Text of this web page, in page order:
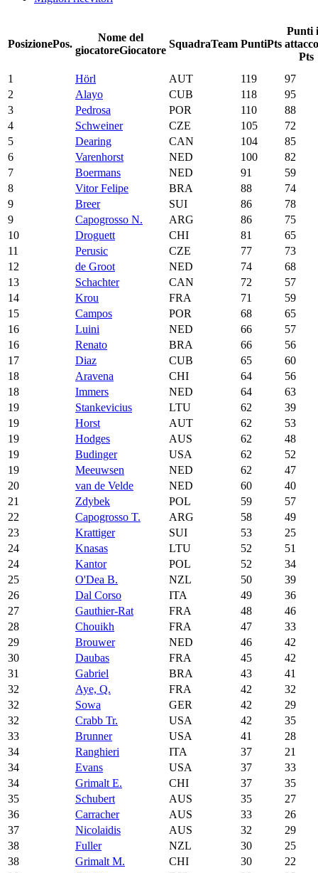
PosizionePos.
Nome del
giocatoreGiocatore
SquadraTeam PuntiPts
Punti
attacco
Pts
1
Hörl AUT 119
97
2
Alayo CUB 118
95
3
Pedrosa POR 110
88
4
Schweiner CZE 105
72
5
Dearing CAN 104
85
6
Varenhorst NED 100
82
7
Boermans NED 91
59
8
Vitor Felipe BRA 88
74
9
Breer SUI 86
78
9
Capogrosso N. ARG 86
75
10
Droguett CHI 81
65
11
Perusic CZE 77
73
12
de Groot NED 74
68
13
Schachter CAN 72
57
14
Krou FRA 71
59
15
Campos POR 68
65
16
Luini NED 66
57
16
Renato BRA 66
56
17
Diaz CUB 65
60
18
Aravena CHI 64
56
18
Immers NED 64
63
19
Stankevicius LTU 62
39
19
Horst AUT 62
53
19
Hodges AUS 62
48
19
Budinger USA 62
52
19
Meeuwsen NED 62
47
20
van de Velde NED 60
40
21
Zdybek POL 59
57
22
Capogrosso T. ARG 58
49
23
Krattiger SUI 53
25
24
Knasas LTU 52
51
24
Kantor POL 52
34
25
O'Dea B. NZL 50
39
26
Dal Corso ITA 49
36
27
Gauthier-Rat FRA 48
46
28
Chouikh FRA 47
33
29
Brouwer NED 46
42
30
Daubas FRA 45
42
31
Gabriel BRA 43
41
32
Aye, Q. FRA 42
32
32
Sowa GER 42
29
32
Crabb Tr. USA 42
35
33
Brunner USA 41
28
34
Ranghieri ITA 37
21
34
Evans USA 37
33
34
Grimalt E. CHI 37
35
35
Schubert AUS 35
27
36
Carracher AUS 33
26
37
Nicolaidis AUS 32
29
38
Fuller NZL 30
25
38
Grimalt M. CHI 30
22